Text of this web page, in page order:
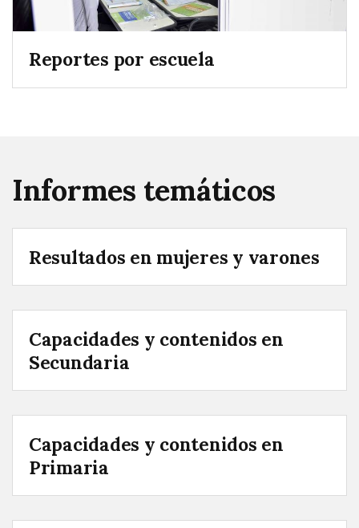
Reportes por escuela
Informes temáticos
Resultados en mujeres y varones
Capacidades y contenidos en
Secundaria
Capacidades y contenidos en
Primaria